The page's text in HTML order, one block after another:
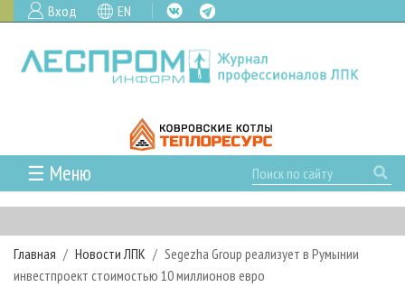
Вход EN
☰ Меню
ГЛАВНАЯ
РУБРИКИ И ТЕМЫ
РУБРИКИ ЖУРНАЛА
НОВОСТИ
Главная Новости ЛПК
Segezha Group реализует в Румынии
инвестпроект стоимостью 10 миллионов евро